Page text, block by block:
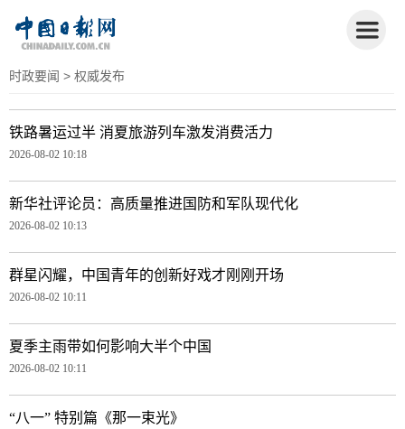
时政要闻 > 权威发布
铁路暑运过半 消夏旅游列车激发消费活力
2026-08-02 10:18
新华社评论员：高质量推进国防和军队现代化
2026-08-02 10:13
群星闪耀，中国青年的创新好戏才刚刚开场
2026-08-02 10:11
夏季主雨带如何影响大半个中国
2026-08-02 10:11
“八一” 特别篇《那一束光》